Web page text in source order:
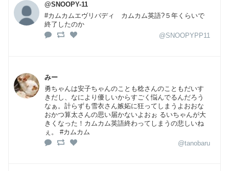
@SNOOPY-11
#カムカムエヴリバディ カムカム英語?５年くらいで
終了したのか
@SNOOPYPP11
みー
勇ちゃんは安子ちゃんのことも稔さんのこともだいす
きだし、なにより優しいからすごく悩んでるんだろう
なぁ。計らずも雪衣さん嫉妬に狂ってしまうよおおな
おかつ算太さんの思い届かないよおぉ るいちゃんが大
きくなった！カムカム英語終わってしまうの悲しいね
ぇ。 #カムカム
@tanobaru